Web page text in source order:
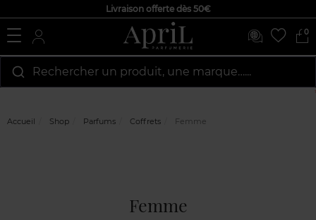
Livraison offerte dès 50€
0
Rechercher un produit, une marque…...
Accueil Shop Parfums Coffrets Femme
Femme